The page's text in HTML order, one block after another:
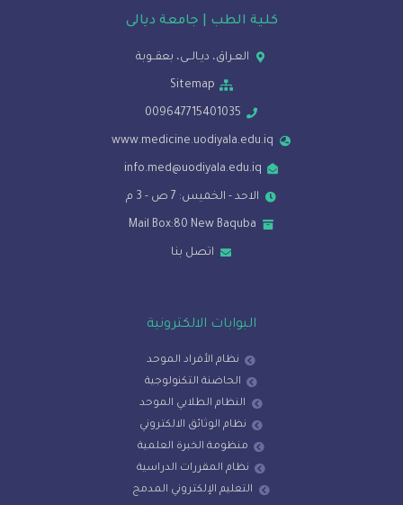
كلية الطب | جامعة ديالى
العـراق، ديـالــى، بعقــوبة
009647715401035
www.medicine.uodiyala.edu.iq
info.med@uodiyala.edu.iq
الاحد - الخميس: 7 ص - 3 م
Mail Box:80 New Baquba
البوابات الالكترونية
نظام الأفراد الموحد
الحاضنة التكنولوجية
النظام الطلابي الموحد
نظام الوثائق الالكتروني
منظومة الخبرة العلمية
نظام المقررات الدراسية
التعليم الإلكتروني المدمج